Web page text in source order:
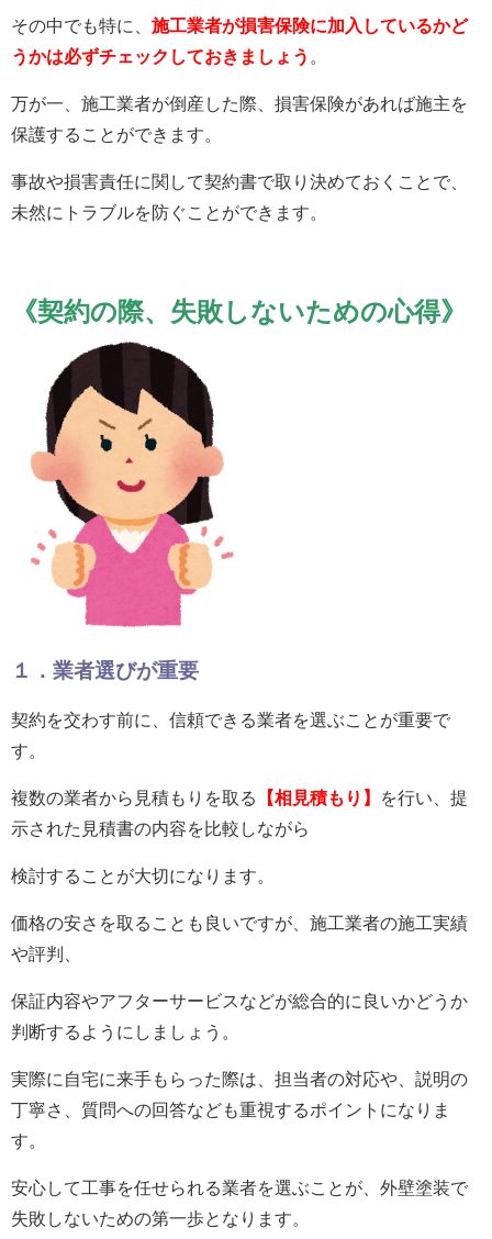
その中でも特に、 施工業者が損害保険に加入しているかど
うかは必ずチェックしておきましょう 。
万が一、施工業者が倒産した際、損害保険があれば施主を
保護することができます。
事故や損害責任に関して契約書で取り決めておくことで、
未然にトラブルを防ぐことができます。
《契約の際、失敗しないための心得》
１．業者選びが重要
契約を交わす前に、信頼できる業者を選ぶことが重要で
す。
複数の業者から見積もりを取る 【相見積もり 】
を行い、提
示された見積書の内容を比較しながら
検討することが大切になります。
価格の安さを取ることも良いですが、施工業者の施工実績
や評判、
保証内容やアフターサービスなどが総合的に良いかどうか
判断するようにしましょう。
実際に自宅に来手もらった際は、担当者の対応や、説明の
丁寧さ、質問への回答なども重視するポイントになりま
す。
安心して工事を任せられる業者を選ぶことが、外壁塗装で
失敗しないための第一歩となります。